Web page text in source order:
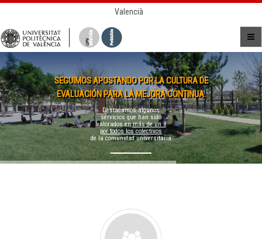
Valencià
SEGUIMOS APOSTANDO POR LA CULTURA DE
EVALUACIÓN PARA LA MEJORA CONTINUA.
Destacamos algunos
servicios que han sido
valorados enmás de un 8
por todos los colectivos
de la comunidad universitaria